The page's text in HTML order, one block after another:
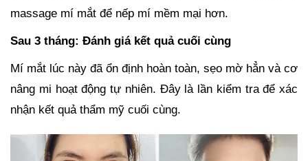
massage mí mắt để nếp mí mềm mại hơn.
Sau 3 tháng: Đánh giá kết quả cuối cùng
Mí mắt lúc này đã ổn định hoàn toàn, sẹo mờ hẳn và cơ
nâng mi hoạt động tự nhiên. Đây là lần kiểm tra để xác
nhận kết quả thẩm mỹ cuối cùng.